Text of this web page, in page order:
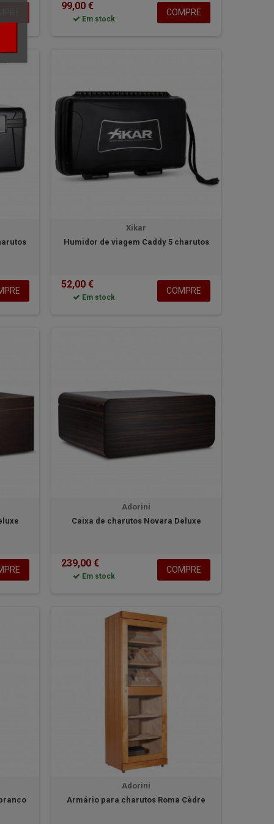
99,00 €
Em stock
COMPRE
Xikar
Humidor de viagem Caddy 5 charutos
52,00 €
Em stock
COMPRE
Adorini
Caixa de charutos Novara Deluxe
239,00 €
Em stock
COMPRE
Adorini
Armário para charutos Roma Cèdre